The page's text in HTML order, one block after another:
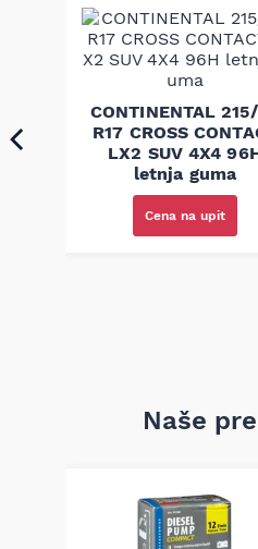
CONTINENTAL
R17 CROSS
LX2 SUV 4X4
letnja guma
Cena na upit
Naše